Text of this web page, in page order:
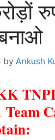
by Ankush
Team